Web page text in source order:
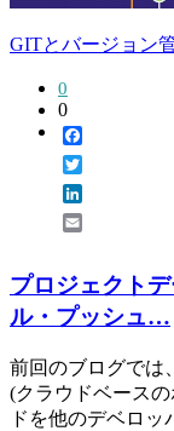
GITとバージョン
0
0
プロジェクト
ル・プッシュ…
前回のブログでは
(クラウドベース
ドを他のデベロ